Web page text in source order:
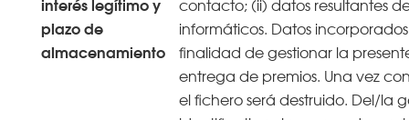
plazo de
almacenamiento
informáticos. Datos
finalidad de gestionar la
entrega de premios. Una vez
el fichero será destruido. Del/la